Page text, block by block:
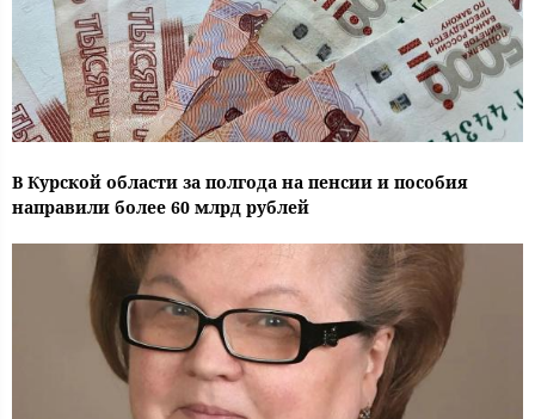
В Курской области за полгода на пенсии и пособия
направили более 60 млрд рублей